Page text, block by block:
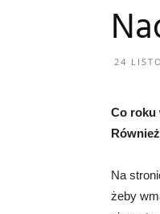
24
Co roku
Na
żeby